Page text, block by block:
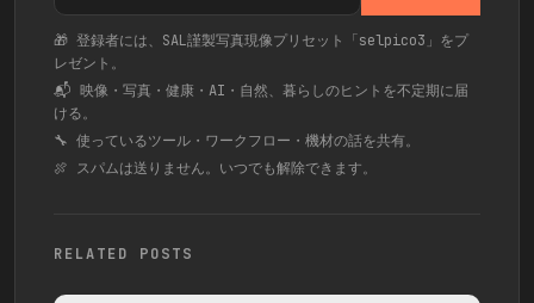
🎁 登録者には、SAL謹製写真現像プリセット「selpico3」をプ
レゼント。
📬 映像・写真・健康・AI・自然、暮らしのヒントを不定期に届
ける。
🔧 使っているツール・ワークフロー・機材の話を共有。
🍖 スパムは送りません。いつでも解除できます。
RELATED POSTS